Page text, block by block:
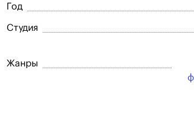
Год
Студия
Жанры